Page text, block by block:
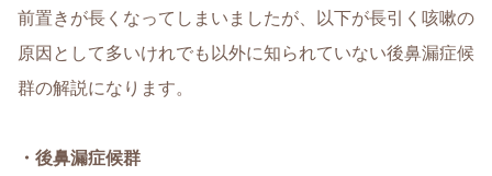
前置きが長くなってしまいましたが、以下が長引く咳嗽の
原因として多いけれでも以外に知られていない後鼻漏症候
群の解説になります。
・後鼻漏症候群